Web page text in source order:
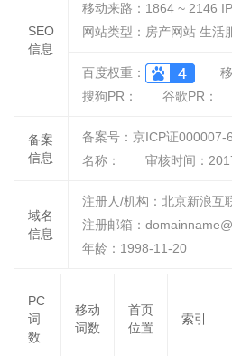
SEO
信息
移动来路： 1864 ~ 2146 IP
网站类型：房产网站 生活
百度权重：
搜狗PR：
备案
信息
备案号：京ICP证000007-6
名称：
审核时间：
域名
信息
注册人/机构：北京新浪互
注册邮箱：
年龄：1998-11-20
PC
词
数
移动
词数
首页
位置
索引